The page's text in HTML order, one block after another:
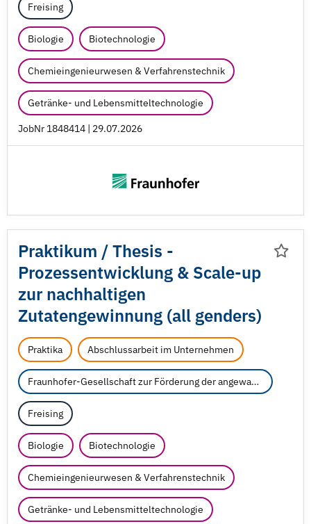
Freising
Biologie Biotechnologie
Chemieingenieurwesen & Verfahrenstechnik
Getränke- und Lebensmitteltechnologie
JobNr 1848414 | 29.07.2026
Praktikum /Thesis -
Prozessentwicklung & Scale-up
zur nachhaltigen
Zutatengewinnung (all genders)
Praktika Abschlussarbeit im Unternehmen
Fraunhofer-Gesellschaft zur Förderung der angewandten Forschung e.V.
Freising
Biologie Biotechnologie
Chemieingenieurwesen & Verfahrenstechnik
Getränke- und Lebensmitteltechnologie